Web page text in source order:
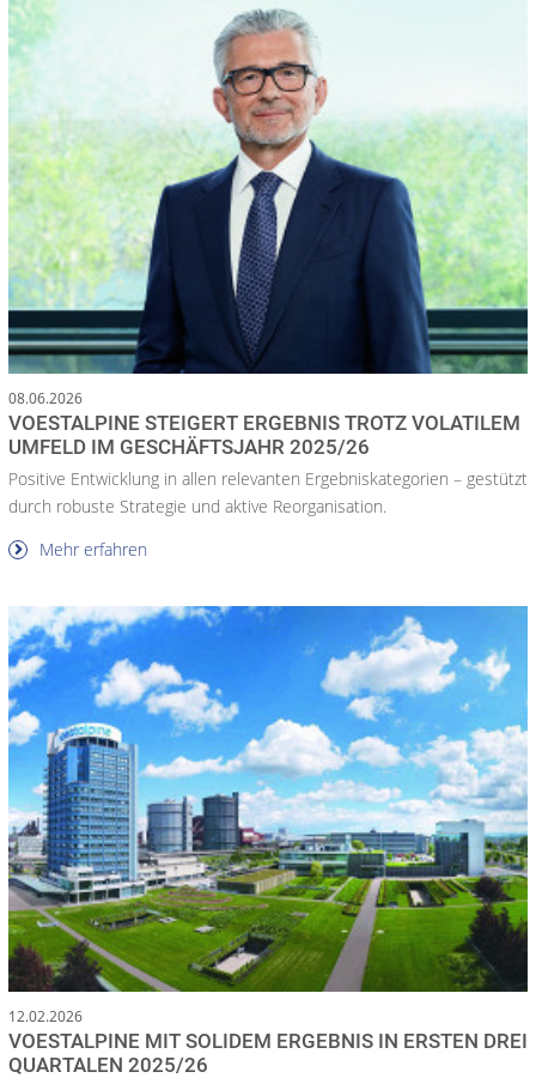
08.06.2026
VOESTALPINE STEIGERT ERGEBNIS TROTZ VOLATILEM
UMFELD IM GESCHÄFTSJAHR 2025/26
Positive Entwicklung in allen relevanten Ergebniskategorien – gestützt
durch robuste Strategie und aktive Reorganisation.
Mehr erfahren
12.02.2026
VOESTALPINE MIT SOLIDEM ERGEBNIS IN ERSTEN DREI
QUARTALEN 2025/26